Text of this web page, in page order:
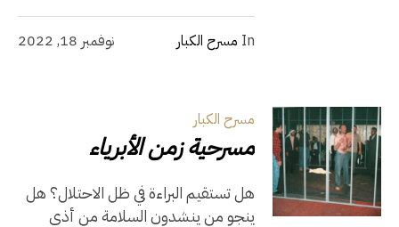
نوفمبر 18, 2022 In مسرح الكبار
مسرح الكبار
مسرحية زمن الأبرياء
هل تستقيم البراءة في ظل الاحتلال؟ هل
ينجو من ينشدون السلامة من أذى